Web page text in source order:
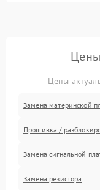
Цены
Замена материнской
Прошивка /
Замена сигнальной
Замена резистора